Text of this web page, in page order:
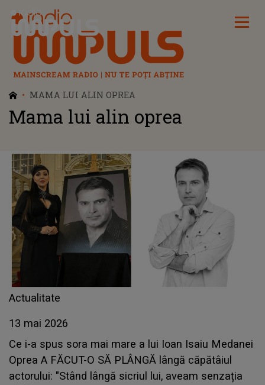
Radio Impuls
MAMA LUI ALIN OPREA
Mama lui alin oprea
Actualitate
13 mai 2026
Ce i-a spus sora mai mare a lui Ioan Isaiu Medanei
Oprea A FĂCUT-O SĂ PLÂNGĂ lângă căpătâiul
actorului: "Stând lângă sicriul lui, aveam senzația